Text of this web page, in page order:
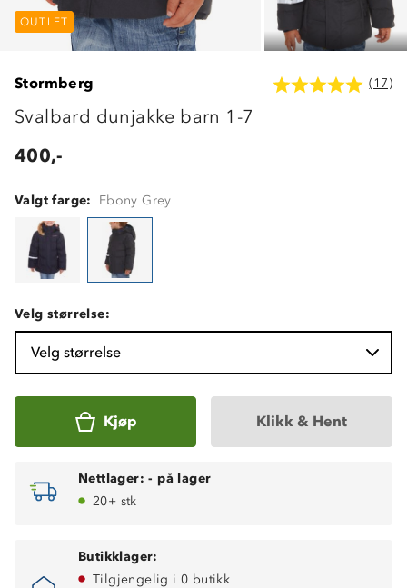
OUTLET
OUTLET
Stormberg (17)
Svalbard dunjakke barn 1-7
400,-
Valgt farge: Ebony Grey
Velg størrelse:
Velg størrelse
Kjøp Klikk & Hent
Nettlager: - på lager
20+ stk
Butikklager:
Tilgjengelig i 0 butikk